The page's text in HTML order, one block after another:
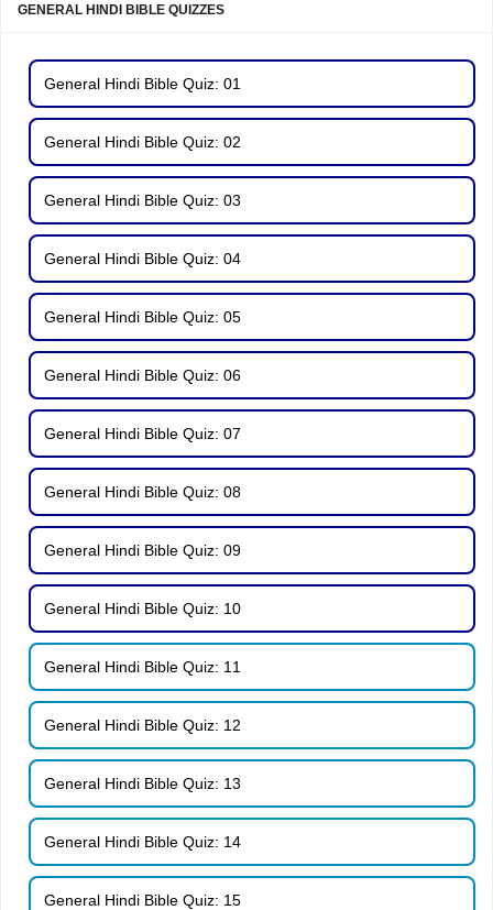
GENERAL HINDI BIBLE QUIZZES
General Hindi Bible Quiz: 01
General Hindi Bible Quiz: 02
General Hindi Bible Quiz: 03
General Hindi Bible Quiz: 04
General Hindi Bible Quiz: 05
General Hindi Bible Quiz: 06
General Hindi Bible Quiz: 07
General Hindi Bible Quiz: 08
General Hindi Bible Quiz: 09
General Hindi Bible Quiz: 10
General Hindi Bible Quiz: 11
General Hindi Bible Quiz: 12
General Hindi Bible Quiz: 13
General Hindi Bible Quiz: 14
General Hindi Bible Quiz: 15